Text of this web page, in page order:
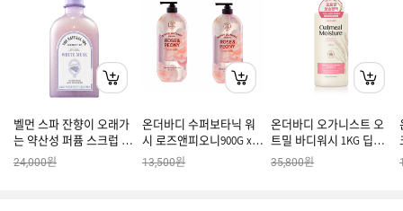
벨먼 스파 잔향이 오래가
는 약산성 퍼퓸 스크럽 바
디워시 화이트머스크향
600G
24,000원
온더바디 수퍼보타닉 워
시 로즈앤피오니900G x 2
개
13,500원
온더바디 오가니스트 오
트밀 바디워시 1KG 딥머
스크 2개
35,800원